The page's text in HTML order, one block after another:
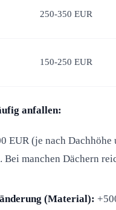
250-350 EUR
150-250 EUR
anfallen:
EUR (je nach Dachhöhe
Bei manchen Dächern
(Material):